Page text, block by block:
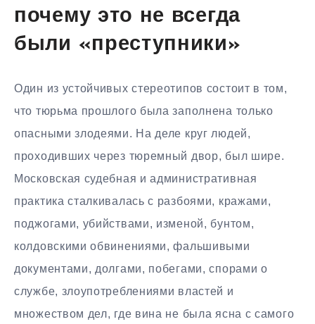
почему это не всегда
были «преступники»
Один из устойчивых стереотипов состоит в том,
что тюрьма прошлого была заполнена только
опасными злодеями. На деле круг людей,
проходивших через тюремный двор, был шире.
Московская судебная и административная
практика сталкивалась с разбоями, кражами,
поджогами, убийствами, изменой, бунтом,
колдовскими обвинениями, фальшивыми
документами, долгами, побегами, спорами о
службе, злоупотреблениями властей и
множеством дел, где вина не была ясна с самого